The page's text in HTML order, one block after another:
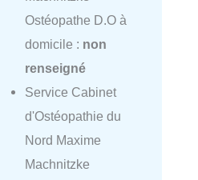
Ostéopathe D.O à
domicile : non
renseigné
Service Cabinet
d'Ostéopathie du
Nord Maxime
Machnitzke